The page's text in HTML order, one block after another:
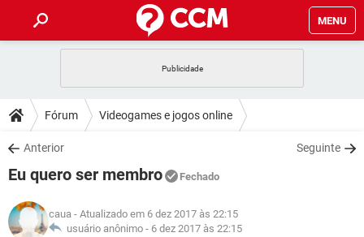
MENU
CELULAR FACEBOOK
OUTLOOK
INSTAGRAM GMAIL
GUIA DE COMPRAS
DICAS
JOGOS WHATSAPP
INSTAGRAM GMAIL
DOWNLOADS
JOGOS WHATSAPP
CELULAR
OUTLOOK EXCEL
FÓRUM
JOGOS WHATSAPP
GLOSSÁRIO
Fórum Videogames e jogos online
Anterior Seguinte
Eu quero ser membro Fechado
caua - Atualizado em 6 dez 2017 às 22:15
usuário anônimo - 6 dez 2017 às 22:15